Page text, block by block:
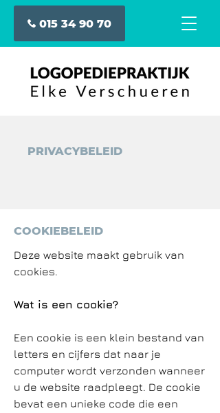
015 34 90 70
PRIVACYBELEID
COOKIEBELEID
Deze website maakt gebruik van
cookies.
Wat is een cookie?
Een cookie is een klein bestand van
letters en cijfers dat naar je
computer wordt verzonden wanneer
u de website raadpleegt. De cookie
bevat een unieke code die een